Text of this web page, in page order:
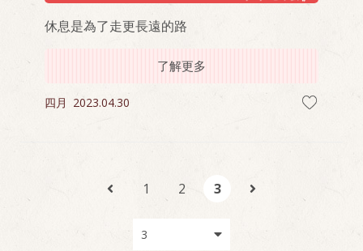
休息是為了走更長遠的路
了解更多
四月 2023.04.30
1 2 3